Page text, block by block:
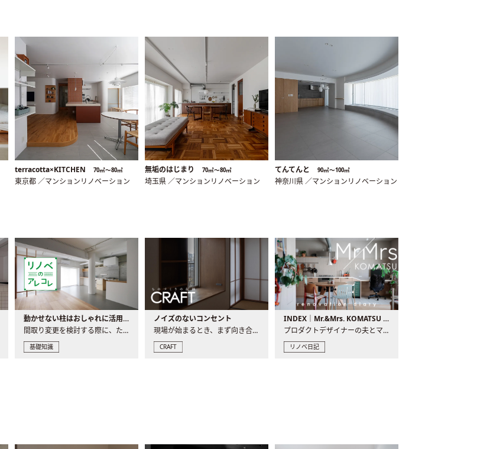
terracotta×KITCHEN 70㎡〜80㎡
東京都 ／マンションリノベーション
無垢のはじまり 70㎡〜80㎡
埼玉県 ／マンションリノベーション
てんてんと 90㎡〜100㎡
神奈川県 ／マンションリノベーション
動かせない柱はおしゃれに活用！柱を魅せるリノベーション(リノベ)4選
間取り変更を検討する際に、たびたび皆さんの頭を悩ませる動か..
基礎知識
ノイズのないコンセント
現場が始まるとき、まず向き合うものの一つがコンセントです..
CRAFT
INDEX｜Mr.&Mrs. KOMATSU renovation diary
プロダクトデザイナーの夫とマーチャンダイザーの妻が、夫婦で..
リノベ日記